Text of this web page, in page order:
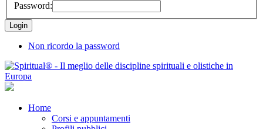
Password:
Non ricordo la password
Home
Corsi e appuntamenti